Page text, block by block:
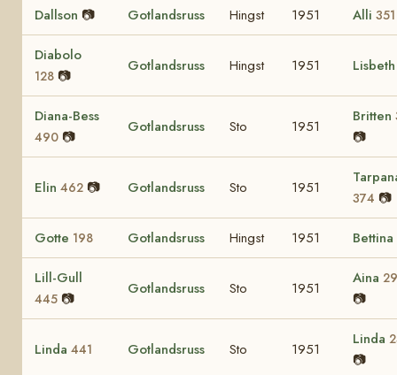
Dallson 📷 Gotlandsruss Hingst 1951 Alli 351
Diabolo
128 📷
Gotlandsruss Hingst 1951
Diana-Bess
490 📷
Gotlandsruss Sto 1951
Britten
📷
Elin 462 📷 Gotlandsruss Sto 1951
374 📷
Gotte 198 Gotlandsruss Hingst 1951 Bettina
Lill-Gull
445 📷
Gotlandsruss Sto 1951
Aina
📷
Linda 441 Gotlandsruss Sto 1951
Linda
📷